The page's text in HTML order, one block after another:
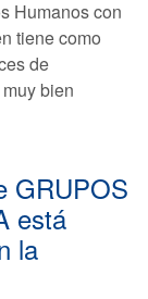
Humanos con
tiene como
de
bien
GRUPOS
está
la